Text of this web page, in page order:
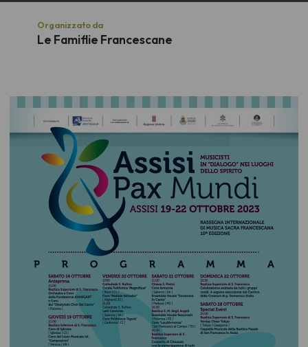
Organizzato da
Le Famiflie Francescane